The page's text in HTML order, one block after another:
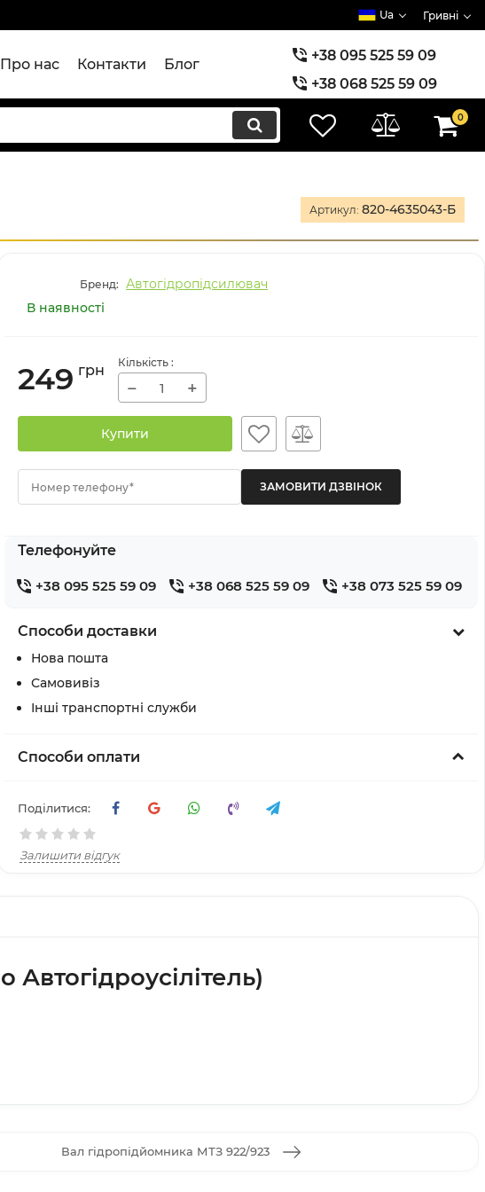
Ua Гривні
Про нас Контакти Блог
+38 095 525 59 09
+38 068 525 59 09
+38 073 525 59 09
0
Артикул: 820-4635043-Б
Бренд: Автогідропідсилювач
В наявності
249 грн Кількість :
− +
Купити
Номер телефону*
Телефонуйте
+38 095 525 59 09 +38 068 525 59 09 +38 073 525 59 09
Способи доставки
Нова пошта
Самовивіз
Інші транспортні служби
Способи оплати
Поділитися:
Залишити відгук
Вал гідропідйомника МТЗ 922/923